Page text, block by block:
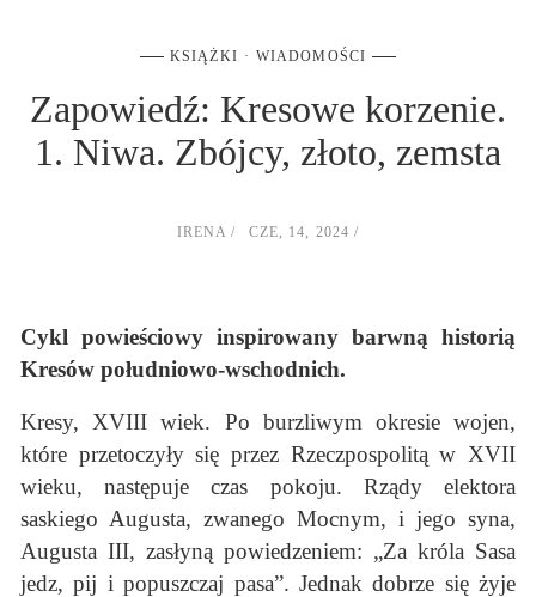
KSIĄŻKI WIADOMOŚCI
Zapowiedź: Kresowe korzenie.
1. Niwa. Zbójcy, złoto, zemsta
IRENA CZE, 14, 2024
Cykl powieściowy inspirowany barwną historią
Kresów południowo-wschodnich.
Kresy, XVIII wiek. Po burzliwym okresie wojen,
które przetoczyły się przez Rzeczpospolitą w XVII
wieku, następuje czas pokoju. Rządy elektora
saskiego Augusta, zwanego Mocnym, i jego syna,
Augusta III, zasłyną powiedzeniem: „Za króla Sasa
jedz, pij i popuszczaj pasa”. Jednak dobrze się żyje